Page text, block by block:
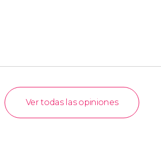
Ver todas las opiniones